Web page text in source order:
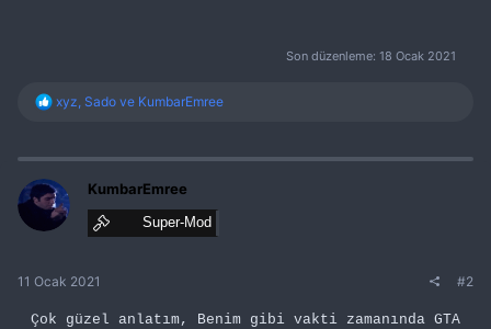
Son düzenleme: 18 Ocak 2021
T
l
e
r
xyz Sado ve KumbarEmree
KumbarEmree
Super-Mod
11 Ocak 2021 #2
Çok güzel anlatım, Benim gibi vakti zamanında GTA